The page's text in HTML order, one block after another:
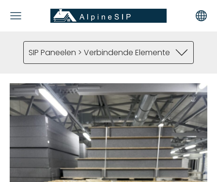
SIP Paneelen > Verbindende Elemente